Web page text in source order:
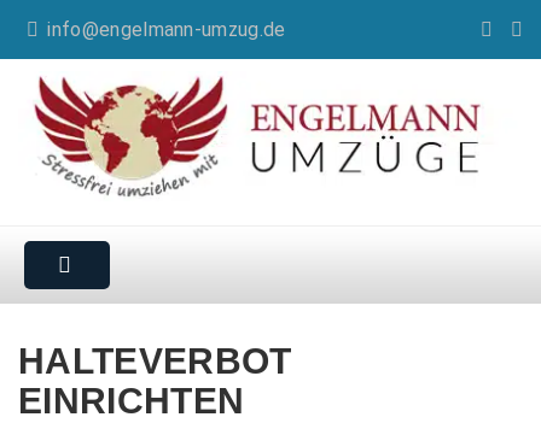
info@engelmann-umzug.de
HALTEVERBOT
EINRICHTEN